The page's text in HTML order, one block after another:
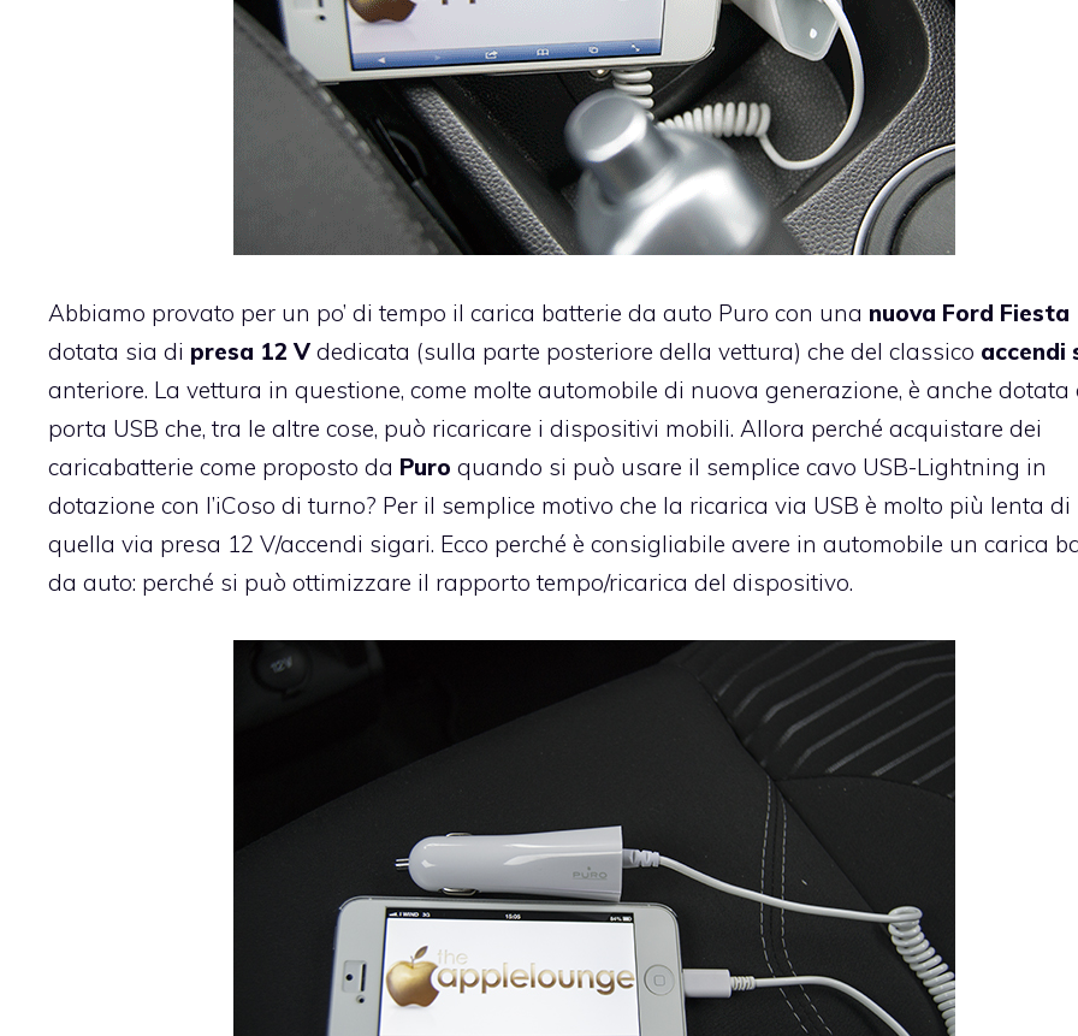
Abbiamo provato per un po’ di tempo il carica batterie da auto Puro con una nuova Ford Fiesta
dotata sia di presa 12 V dedicata (sulla parte posteriore della vettura) che del classico accendi
anteriore. La vettura in questione, come molte automobile di nuova generazione, è anche dotata
porta USB che, tra le altre cose, può ricaricare i dispositivi mobili. Allora perché acquistare dei
caricabatterie come proposto da Puro quando si può usare il semplice cavo USB-Lightning in
dotazione con l’iCoso di turno? Per il semplice motivo che la ricarica via USB è molto più lenta di
quella via presa 12 V/accendi sigari. Ecco perché è consigliabile avere in automobile un carica
da auto: perché si può ottimizzare il rapporto tempo/ricarica del dispositivo.